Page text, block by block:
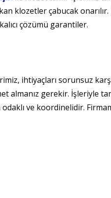
klozetler çabucak
çözümü garantiler.
ihtiyaçları sorunsuz
almanız gerekir. İşleriyle
ve koordinelidir.